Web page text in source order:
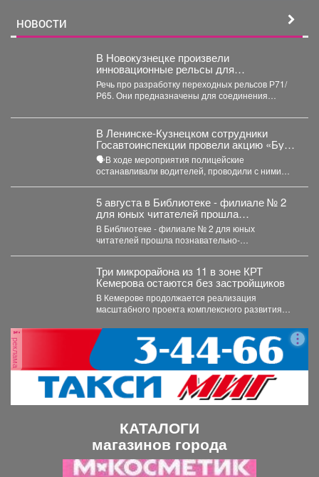
НОВОСТИ
В Новокузнецке произвели
инновационные рельсы для
тяжеловесного движения
Речь про разработку переходных рельсов Р71/
Р65. Они предназначены для соединения
В Ленинске-Кузнецком сотрудники
Госавтоинспекции провели акцию «Будь
трезвым в пути»
🗣В ходе мероприятия полицейские
останавливали водителей, проводили с ними
5 августа в Библиотеке - филиале № 2
для юных читателей прошла
познавательно-развлекательная
программа к Международному дню
светофора
В Библиотеке - филиале № 2 для юных
читателей прошла познавательно-
Три микрорайона из 11 в зоне КРТ
Кемерова остаются без застройщиков
В Кемерове продолжается реализация
масштабного проекта комплексного развития
реклама
КАТАЛОГИ
магазинов города